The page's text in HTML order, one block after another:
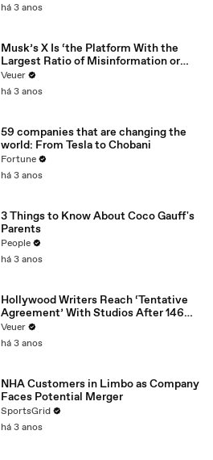
há 3 anos
Musk’s X Is ‘the Platform With the
Largest Ratio of Misinformation or
Disinformation’ Amongst All Social
Media Platforms
Veuer
há 3 anos
59 companies that are changing the
world: From Tesla to Chobani
Fortune
há 3 anos
3 Things to Know About Coco Gauff's
Parents
People
há 3 anos
Hollywood Writers Reach ‘Tentative
Agreement’ With Studios After 146
Day Strike
Veuer
há 3 anos
NHA Customers in Limbo as Company
Faces Potential Merger
SportsGrid
há 3 anos